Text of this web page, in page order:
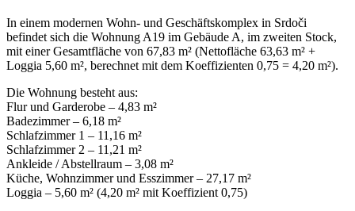
In einem modernen Wohn- und Geschäftskomplex in Srdoči
befindet sich die Wohnung A19 im Gebäude A, im zweiten Stock,
mit einer Gesamtfläche von 67,83 m² (Nettofläche 63,63 m² +
Loggia 5,60 m², berechnet mit dem Koeffizienten 0,75 = 4,20 m²).
Die Wohnung besteht aus:
Flur und Garderobe – 4,83 m²
Badezimmer – 6,18 m²
Schlafzimmer 1 – 11,16 m²
Schlafzimmer 2 – 11,21 m²
Ankleide / Abstellraum – 3,08 m²
Küche, Wohnzimmer und Esszimmer – 27,17 m²
Loggia – 5,60 m² (4,20 m² mit Koeffizient 0,75)